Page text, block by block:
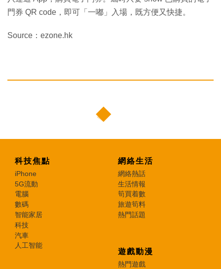
門券 QR code，即可「一嘟」入場，既方便又快捷。
Source：ezone.hk
科技焦點
iPhone
5G流動
電腦
數碼
智能家居
科技
汽車
人工智能
網絡生活
網絡熱話
生活情報
筍買着數
旅遊筍料
熱門話題
遊戲動漫
熱門遊戲